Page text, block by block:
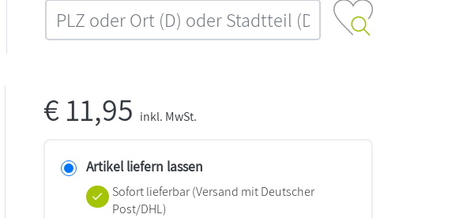
€11,95 inkl. MwSt.
Artikel liefern lassen
Sofort lieferbar(Versand mit Deutscher
Post/DHL)